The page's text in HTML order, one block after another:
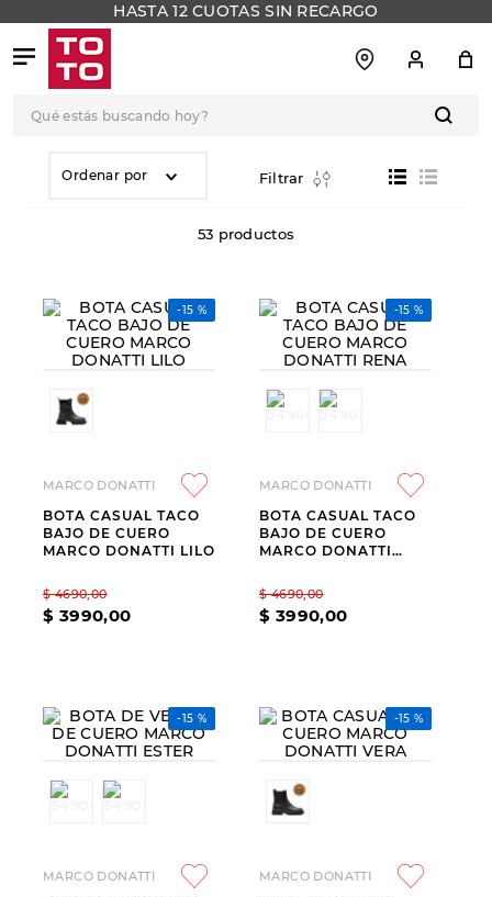
HASTA 12 CUOTAS SIN RECARGO
BUSCADOS
championes
botas mujer
.
americansport
8.
hitec
9.
slip-ins
10. botas dama
Ordenar por Filtrar
53 productos
-15 %
MARCO DONATTI
BOTA CASUAL TACO
BAJO DE CUERO
MARCO DONATTI LILO
$ 4690,00
$ 3990,00
-15 %
MARCO DONATTI
BOTA CASUAL TACO
BAJO DE CUERO
MARCO DONATTI
$ 4690,00
$ 3990,00
-15 %
MARCO DONATTI
-15 %
MARCO DONATTI